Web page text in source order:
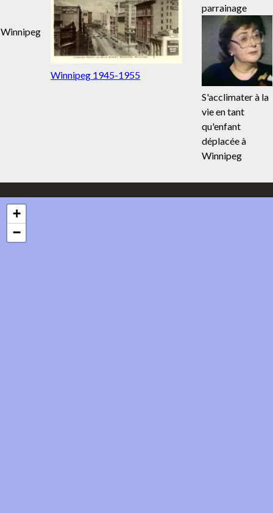
Winnipeg
Winnipeg 1945-1955
parrainage
S'acclimater à la
vie en tant
qu'enfant
déplacée à
Winnipeg
+
−